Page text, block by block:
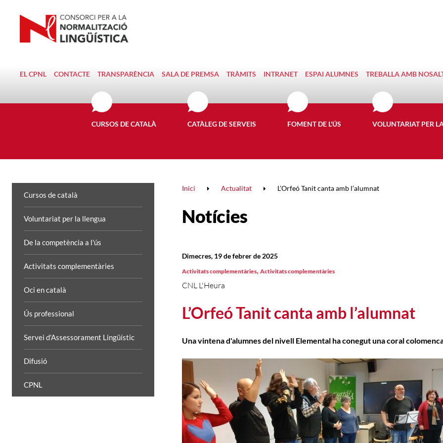
EL CPNL CONTACTE TRANSPARÈNCIA SALA DE PREMSA TRÀMITS INTRANET ESPAI ALUMNES TREBALLA AMB
CURSOS DE CATALÀ CATÀLEG DE SERVEIS FOMENT DE L'ÚS VOLUNTARIAT PER
Cursos de català
Voluntariat per la llengua
De la competència a l'ús
Activitats complementàries
Oci en català
Ús professional
Servei d'Assessorament Lingüístic
Difusió
CPNL
Inici Actualitat L’Orfeó Tanit canta amb l’alumnat
Notícies
L’Orfeó Tanit canta amb l’alumnat
CNL L'Heura
Dimecres, 19 de febrer de 2025
Activitats complementàries, Activitats complementàries
Una vintena d'alumnes del nivell Elemental ha conegut una coral